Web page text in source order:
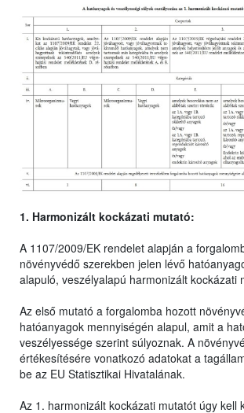
1. Harmonizált kockázati mutató:
A 1107/2009/EK rendelet alapján a
növényvédő szerekben jelen lévő
alapuló, veszélyalapú harmonizált kockázati
Az első mutató a forgalomba hozott
hatóanyagok mennyiségén alapul, amit a
veszélyessége szerint súlyoznak. A
értékesítésére vonatkozó adatokat a
be az EU Statisztikai Hivatalának.
Az 1. harmonizált kockázati mutatót úgy kell